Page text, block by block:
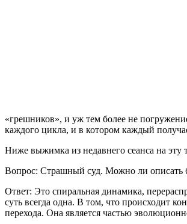
«грешников», и уж тем более не
каждого цикла, и в котором каждый
Ниже выжимка из недавнего сеанса на эту
Вопрос: Страшный суд. Можно ли описать
Ответ: Это спиральная динамика,
суть всегда одна. В том, что происходит
перехода. Она является частью